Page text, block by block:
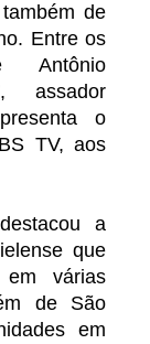
de
Entre os
Antônio
assador
o
TV, aos
a
que
em várias
de São
em